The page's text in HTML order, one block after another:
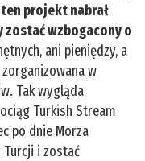
projekt nabrał
wzbogacony o
ani pieniędzy, a
w
Tak wygląda
Turkish Stream
po dnie Morza
Turcji i zostać